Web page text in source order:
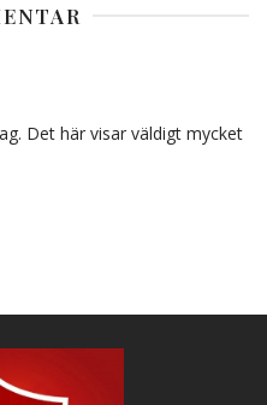
Det här visar väldigt mycket